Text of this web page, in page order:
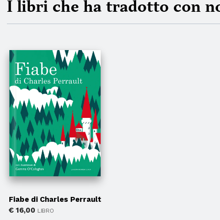
I libri che ha tradotto con
Fiabe di Charles Perrault
€16,00 LIBRO